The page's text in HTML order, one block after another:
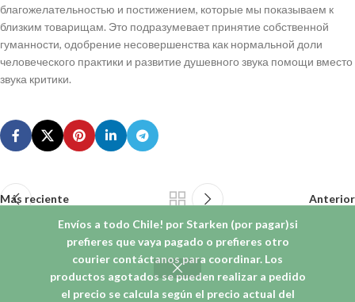
Envíos a todo Chile! por Starken (por pagar)si
prefieres que vaya pagado o prefieres otro
courier contáctanos para coordinar. Los
productos agotados se pueden realizar a pedido
el precio se calcula según el precio actual del
благожелательностью и постижением, которые мы показываем к
близким товарищам. Это подразумевает принятие собственной
гуманности, одобрение несовершенства как нормальной доли
человеческого практики и развитие душевного звука помощи вместо
звука критики.
Más reciente Anterior
© 2026 Liwen Orfebreria . Todos los derechos reservados